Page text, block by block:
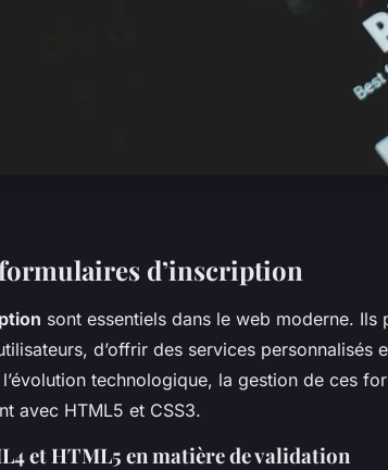
d’inscription
sont essentiels dans le web moderne. Ils
d’offrir des services personnalisés
technologique, la gestion de ces
avec HTML5 et CSS3.
et HTML5 en matière de validation